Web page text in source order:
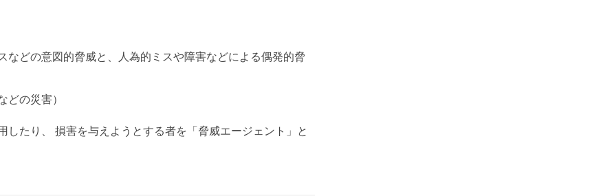
などの意図的脅威と、人為的ミスや障害などによる偶発的脅
どの災害）
したり、 損害を与えようとする者を「脅威エージェント」と